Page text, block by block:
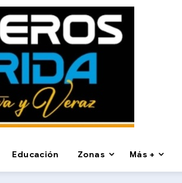
Educación Zonas Más +